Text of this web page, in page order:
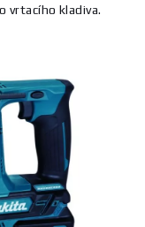
vrtacího kladiva.